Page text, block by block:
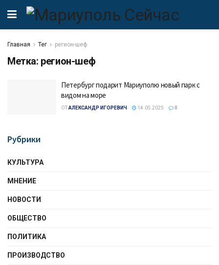
Главная Тег регион-шеф
Метка: регион-шеф
Петербург подарит Мариуполю новый парк с
видом на море
ОТАЛЕКСАНДР ИГОРЕВИЧ 14.05.2025 0
Рубрики
КУЛЬТУРА
МНЕНИЕ
НОВОСТИ
ОБЩЕСТВО
ПОЛИТИКА
ПРОИЗВОДСТВО